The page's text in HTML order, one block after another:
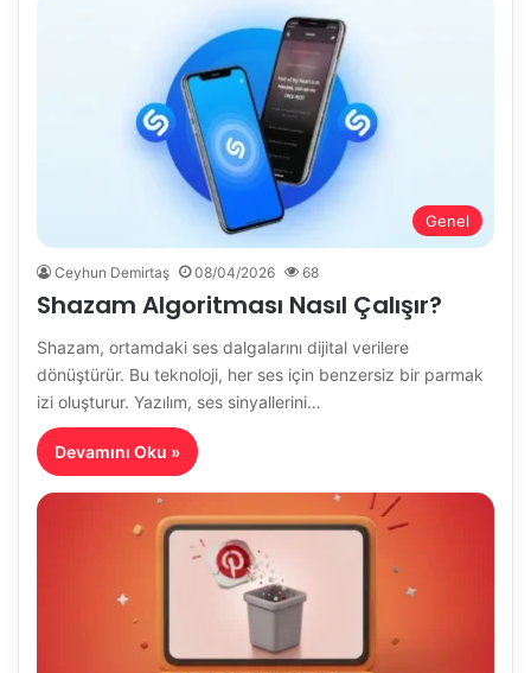
Genel
Ceyhun Demirtaş 08/04/2026 68
Shazam Algoritması Nasıl Çalışır?
Shazam, ortamdaki ses dalgalarını dijital verilere
dönüştürür. Bu teknoloji, her ses için benzersiz bir parmak
izi oluşturur. Yazılım, ses sinyallerini…
Devamını Oku »